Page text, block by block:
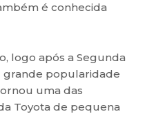
é conhecida
logo após a Segunda
grande popularidade
uma das
Toyota de pequena